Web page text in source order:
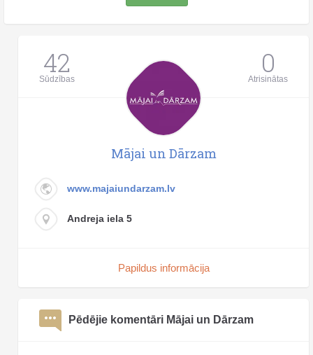
42
Sūdzības 0
Atrisinātas
Mājai un Dārzam
www.majaiundarzam.lv
Andreja iela 5
Papildus informācija
Pēdējie komentāri Mājai un Dārzam